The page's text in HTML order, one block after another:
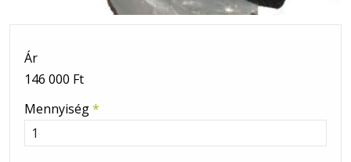
Ár
146 000 Ft
Mennyiség*